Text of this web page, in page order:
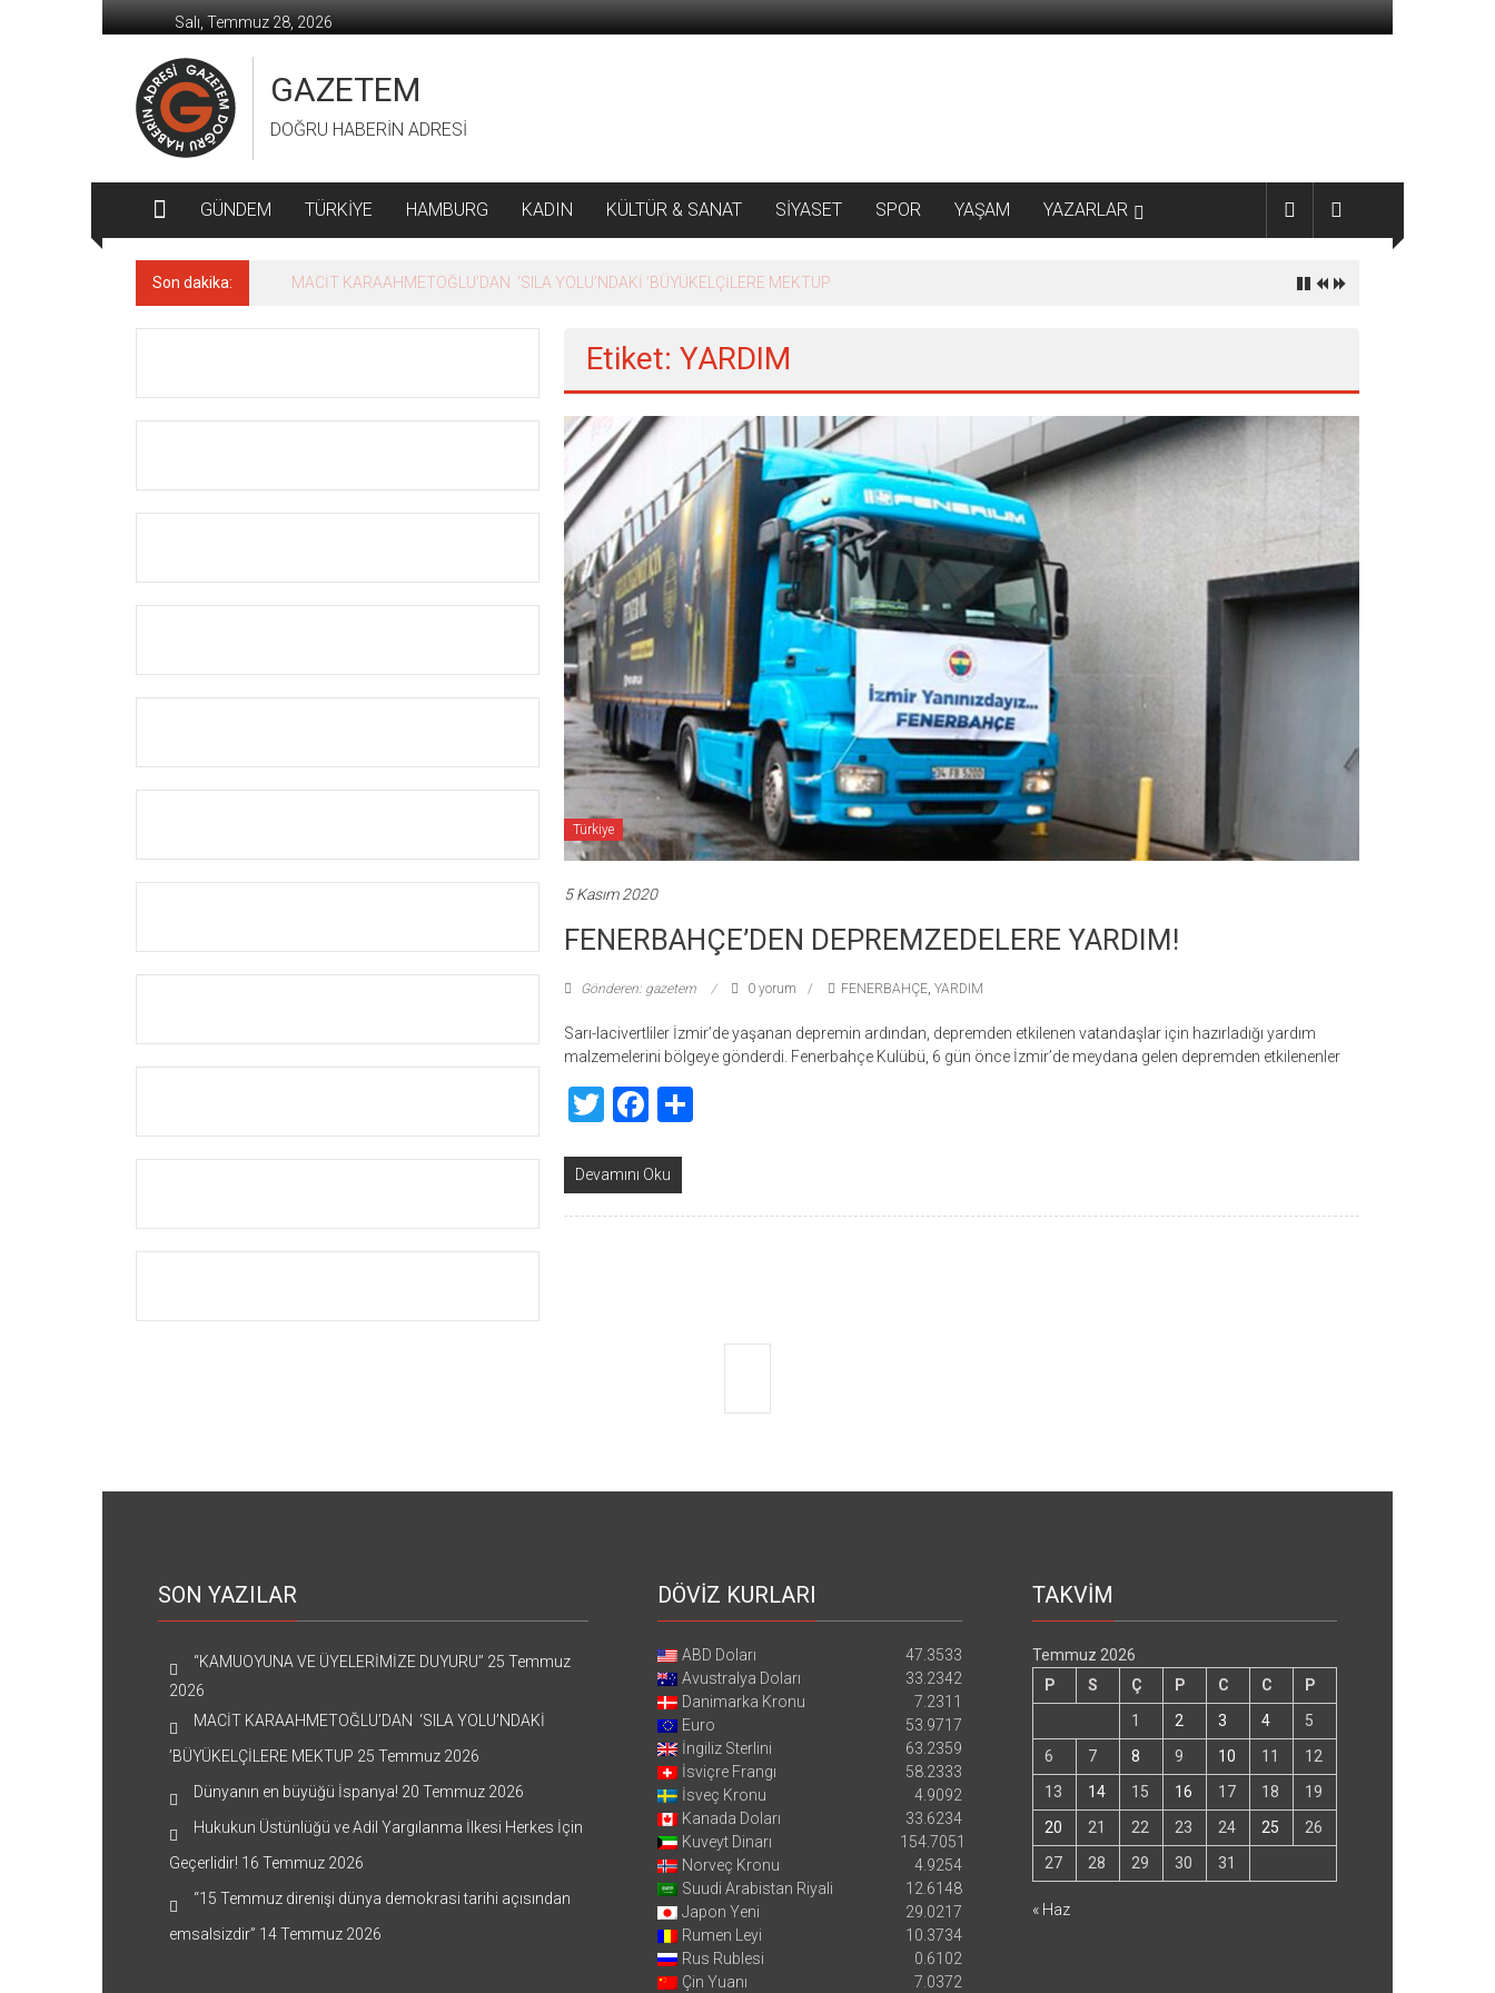
geç
Salı, Temmuz 28, 2026
GAZETEM
DOĞRU HABERİN ADRESİ
GÜNDEM TÜRKİYE HAMBURG KADIN KÜLTÜR & SANAT SİYASET SPOR YAŞAM YAZARLAR
Son dakika: MACİT KARAAHMETOĞLU’DAN ‘SILA YOLU’NDAKİ ’BÜYÜKELÇİLERE MEKTUP
Etiket: YARDIM
Türkiye
5 Kasım 2020
FENERBAHÇE’DEN DEPREMZEDELERE YARDIM!
Gönderen: gazetem 0 yorum FENERBAHÇE, YARDIM
Sarı-lacivertliler İzmir’de yaşanan depremin ardından, depremden etkilenen vatandaşlar için hazırladığı yardım
malzemelerini bölgeye gönderdi. Fenerbahçe Kulübü, 6 gün önce İzmir’de meydana gelen depremden etkilenenler
TwitterFacebook
Devamını Oku
SON YAZILAR
“KAMUOYUNA VE ÜYELERİMİZE DUYURU” 25 Temmuz
2026
MACİT KARAAHMETOĞLU’DAN ‘SILA YOLU’NDAKİ
’BÜYÜKELÇİLERE MEKTUP 25 Temmuz 2026
Dünyanın en büyüğü İspanya! 20 Temmuz 2026
Hukukun Üstünlüğü ve Adil Yargılanma İlkesi Herkes İçin
Geçerlidir! 16 Temmuz 2026
“15 Temmuz direnişi dünya demokrasi tarihi açısından
emsalsizdir” 14 Temmuz 2026
DÖVİZ KURLARI
ABD Doları
47.3533
Avustralya Doları
33.2342
Danimarka Kronu
7.2311
Euro
53.9717
İngiliz Sterlini
63.2359
İsviçre Frangı
58.2333
İsveç Kronu
4.9092
Kanada Doları
33.6234
Kuveyt Dinarı
154.7051
Norveç Kronu
4.9254
Suudi Arabistan Riyali
12.6148
Japon Yeni
29.0217
Rumen Leyi
10.3734
Rus Rublesi
0.6102
Çin Yuanı
7.0372
TAKVİM
Temmuz 2026
P
S Ç P C C
P
1
2 3 4
5
6
7 8 9 10 11
12
13
14 15 16 17 18
19
20
21 22 23 24 25
26
27
28 29 30 31
« Haz